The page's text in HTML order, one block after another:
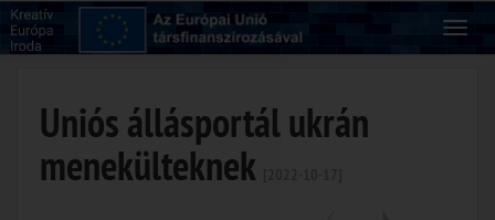
Uniós állásportál ukrán
menekülteknek